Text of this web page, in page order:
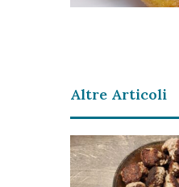
Altre Articoli